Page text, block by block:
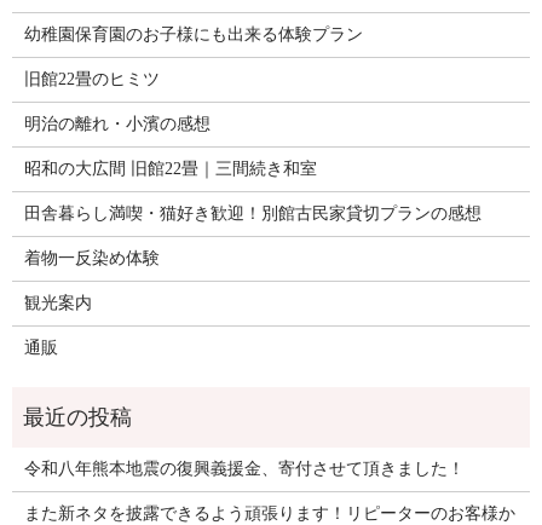
幼稚園保育園のお子様にも出来る体験プラン
旧館22畳のヒミツ
明治の離れ・小濱の感想
昭和の大広間 旧館22畳｜三間続き和室
田舎暮らし満喫・猫好き歓迎！別館古民家貸切プランの感想
着物一反染め体験
観光案内
通販
令和八年熊本地震の復興義援金、寄付させて頂きました！
また新ネタを披露できるよう頑張ります！リピーターのお客様か